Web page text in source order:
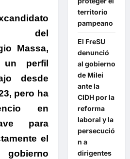
del
Massa,
un perfil
desde
pero ha
en
para
el
territorio
pampeano
El FreSU
denunció
al gobierno
de Milei
ante la
CIDH por la
reforma
laboral y la
persecució
n a
dirigentes